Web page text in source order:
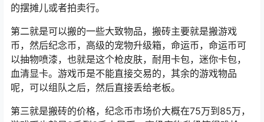
的摆摊儿或者拍卖行。
第二就是可以搬的一些大致物品，搬砖主要就是搬游戏
币，然后纪念币，高级的宠物升级箱，命运币，命运币可
以抽物喷漆，也就是这个枪皮肤，耐用卡包，迷你卡包，
血清显卡。游戏币是不能直接交易的，其余的游戏物品
呢，可以组队之后，然后直接丢给老板。
第三就是搬砖的价格，纪念币市场价大概在75万到85万，